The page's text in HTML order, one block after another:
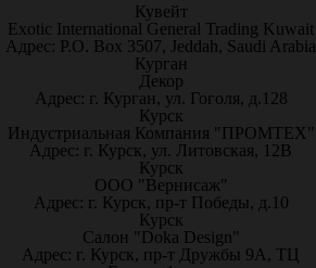
Кувейт
Exotic International General Trading Kuwait
Адрес: P.O. Box 3507, Jeddah, Saudi Arabia
Курган
Декор
Адрес: г. Курган, ул. Гоголя, д.128
Курск
Индустриальная Компания "ПРОМТЕХ"
Адрес: г. Курск, ул. Литовская, 12В
Курск
ООО "Вернисаж"
Адрес: г. Курск, пр-т Победы, д.10
Курск
Салон "Doka Design"
Адрес: г. Курск, пр-т Дружбы 9А, ТЦ